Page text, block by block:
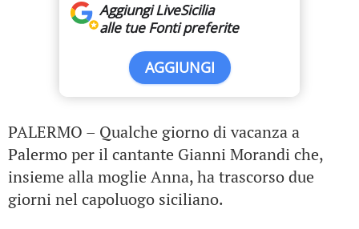
Aggiungi LiveSicilia
alle tue Fonti preferite
AGGIUNGI
PALERMO – Qualche giorno di vacanza a
Palermo per il cantante Gianni Morandi che,
insieme alla moglie Anna, ha trascorso due
giorni nel capoluogo siciliano.